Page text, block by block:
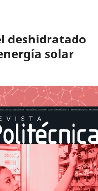
deshidratado
solar